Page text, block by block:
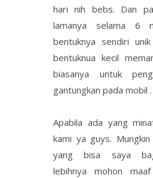
hari nih bebs. Dan
lamanya selama 6
bentuknya sendiri
bentuknua kecil
biasanya untuk
gantungkan pada mobil .
Apabila ada yang
kami ya guys.
yang bisa saya
lebihnya mohon